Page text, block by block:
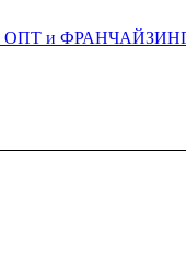
ОПТ и